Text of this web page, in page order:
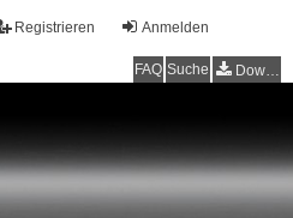
Anmelden
Registrieren
FAQ Suche Downloads